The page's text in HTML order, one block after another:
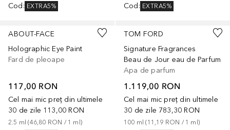
Cod : EXTRA5% Cod : EXTRA5%
ABOUT-FACE
Holographic Eye Paint
Fard de pleoape
117,00 RON
Cel mai mic preț din ultimele
30 de zile 113,00 RON
2.5 ml (46,80 RON / 1 ml )
+5
TOM FORD
Signature Fragrances
Beau de Jour eau de Parfum
Apa de parfum
1.119,00 RON
Cel mai mic preț din ultimele
30 de zile 783,30 RON
100 ml (11,19 RON / 1 ml )